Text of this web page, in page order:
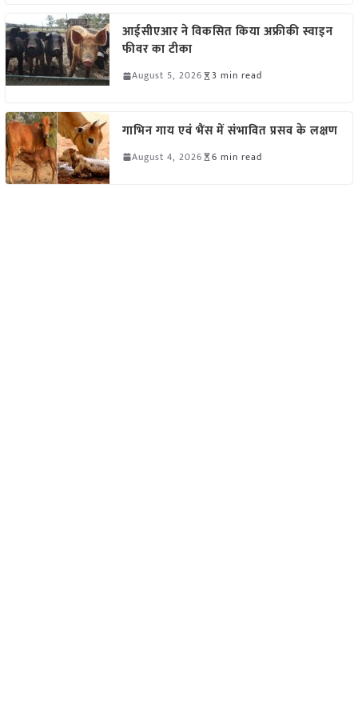
आईसीएआर ने विकसित किया अफ्रीकी स्वाइन
फीवर का टीका
August 5, 2026 3 min read
गाभिन गाय एवं भैंस में संभावित प्रसव के लक्षण
August 4, 2026 6 min read